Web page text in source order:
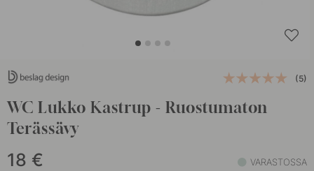
(5)
WC Lukko Kastrup - Ruostumaton
Terässävy
18 € VARASTOSSA